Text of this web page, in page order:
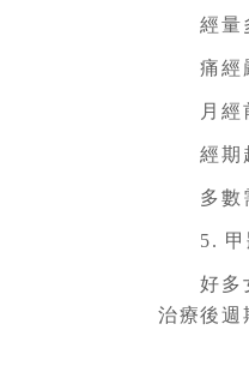
經量
痛經
月經前
經期
多數需
5. 甲狀
好多女
治療後週